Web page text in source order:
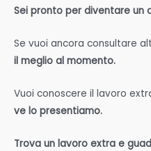
Sei pronto per diventare un
Se vuoi ancora consultare
il meglio al momento.
Vuoi conoscere il lavoro
ve lo presentiamo.
Trova un lavoro extra e